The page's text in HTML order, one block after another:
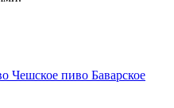
Чешское пиво Баварское